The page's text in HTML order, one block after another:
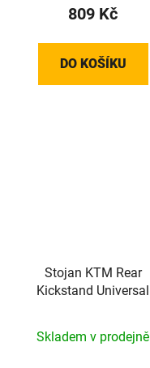
809 Kč
DO KOŠÍKU
Stojan KTM Rear
Kickstand Universal
Skladem v prodejně